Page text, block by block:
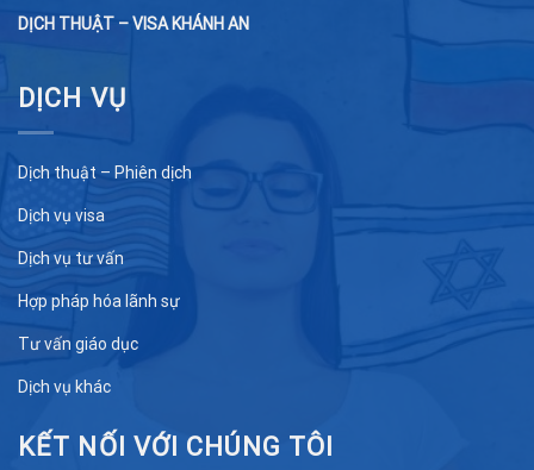
DỊCH THUẬT – VISA KHÁNH AN
DỊCH VỤ
Dịch thuật – Phiên dịch
Dịch vụ visa
Dịch vụ tư vấn
Hợp pháp hóa lãnh sự
Tư vấn giáo dục
Dịch vụ khác
KẾT NỐI VỚI CHÚNG TÔI